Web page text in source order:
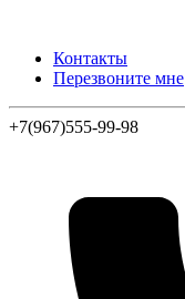
Контакты
Перезвоните мне
+7(967)555-99-98